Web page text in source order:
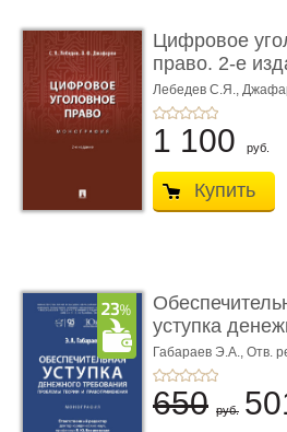
Цифровое
право. 2-е
Монограф ...
Лебедев С.Я.,
1 100 руб.
Купить
уступка
требования ...
Габараев Э.А., Отв.
вступ. сл. Каретина
650 руб.